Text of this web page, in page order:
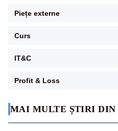
MAI MULTE ȘTIRI DIN
Piețe externe
Curs
IT&C
Profit & Loss